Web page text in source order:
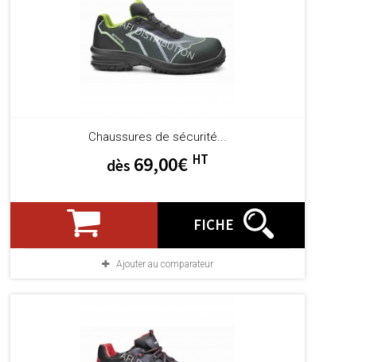
Chaussures de sécurité...
dès 69,00€ HT
FICHE
Ajouter au comparateur